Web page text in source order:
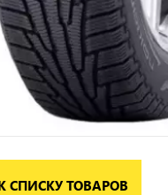
СПИСКУ ТОВАРОВ